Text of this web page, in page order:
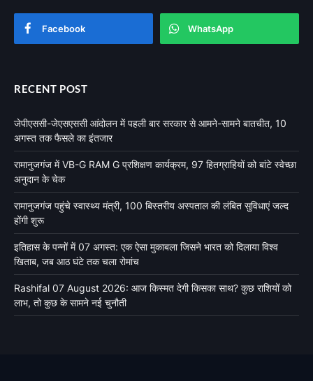
Facebook WhatsApp
RECENT POST
जेपीएससी-जेएसएससी आंदोलन में पहली बार सरकार से आमने-सामने बातचीत, 10
अगस्त तक फैसले का इंतजार
रामानुजगंज में VB-G RAM G प्रशिक्षण कार्यक्रम, 97 हितग्राहियों को बांटे स्वेच्छा
अनुदान के चेक
रामानुजगंज पहुंचे स्वास्थ्य मंत्री, 100 बिस्तरीय अस्पताल की लंबित सुविधाएं जल्द
होंगी शुरू
इतिहास के पन्नों में 07 अगस्त: एक ऐसा मुकाबला जिसने भारत को दिलाया विश्व
खिताब, जब आठ घंटे तक चला रोमांच
Rashifal 07 August 2026: आज किस्मत देगी किसका साथ? कुछ राशियों को
लाभ, तो कुछ के सामने नई चुनौती